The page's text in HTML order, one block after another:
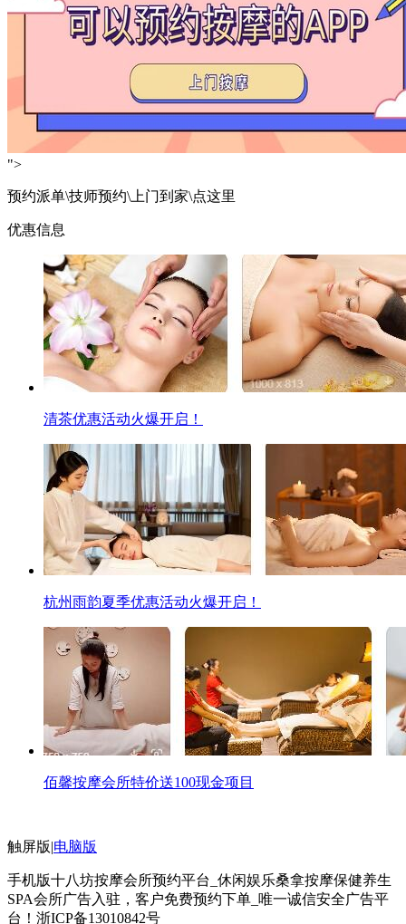
">
预约派单\技师预约\上门到家\点这里
优惠信息
清茶优惠活动火爆开启！
杭州雨韵夏季优惠活动火爆开启！
佰馨按摩会所特价送100现金项目
触屏版|电脑版
手机版十八坊按摩会所预约平台_休闲娱乐桑拿按摩保健养生
SPA会所广告入驻，客户免费预约下单_唯一诚信安全广告平
台！ 浙ICP备13010842号